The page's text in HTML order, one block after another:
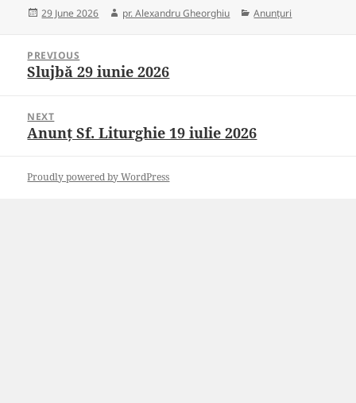
Posted
29 June 2026 Author
pr. Alexandru Gheorghiu Categories
Anunțuri
navigation
PREVIOUS
Previous
Slujbă 29 iunie 2026
NEXT
Next
Anunț Sf. Liturghie 19 iulie 2026
Proudly powered by WordPress